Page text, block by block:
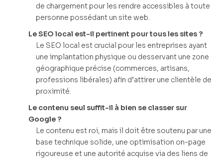
de chargement pour les rendre accessibles à toute
personne possédant un site web.
Le SEO local est-il pertinent pour tous les sites ?
Le SEO local est crucial pour les entreprises ayant
une implantation physique ou desservant une zone
géographique précise (commerces, artisans,
professions libérales) afin d’attirer une clientèle de
proximité.
Le contenu seul suffit-il à bien se classer sur
Google ?
Le contenu est roi, mais il doit être soutenu par une
base technique solide, une optimisation on-page
rigoureuse et une autorité acquise via des liens de